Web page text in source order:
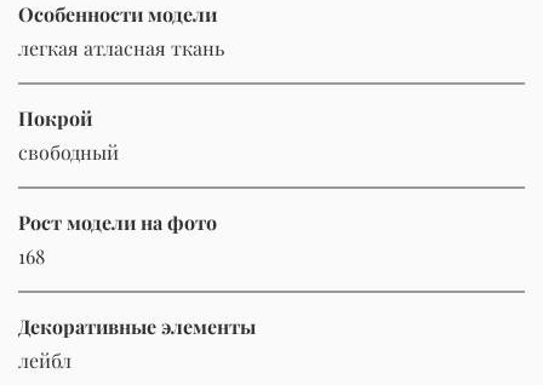
Особенности модели
легкая атласная ткань
Покрой
свободный
Рост модели на фото
168
Декоративные элементы
лейбл